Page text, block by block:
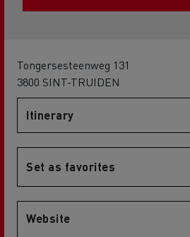
Tongersesteenweg 131
3800 SINT-TRUIDEN
Itinerary
Set as favorites
Website